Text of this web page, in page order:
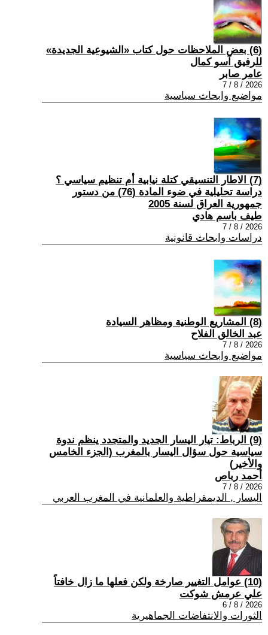
(6) بعض الملاحظات حول كتاب «الشيوعية الجديدة»
للرفيق آسو كمال
عامر صابر
2026 / 8 / 7
مواضيع وابحاث سياسية
(7) الاطار التنسيقي كتلة نيابية أم تنظيم سياسي ؟
دراسة تحليلية في ضوء المادة (76) من دستور
جمهورية العراق لسنة 2005
طيف باسم هادي
2026 / 8 / 7
دراسات وابحاث قانونية
(8) المشاريع الوطنية ومظاهر السيادة
عبد الخالق الفلاح
2026 / 8 / 7
مواضيع وابحاث سياسية
(9) الرباط: تيار اليسار الجديد والمتجدد ينظم ندوة
سياسية حول سؤال اليسار بالمغرب (الجزء الخامس
والأخير)
أحمد رباص
2026 / 8 / 7
اليسار , الديمقراطية والعلمانية في المغرب العربي
(10) عوامل التغيير صارخة ولكن فعلها ما زال خافتاً
علي عرمش شوكت
2026 / 8 / 6
الثورات والانتفاضات الجماهيرية